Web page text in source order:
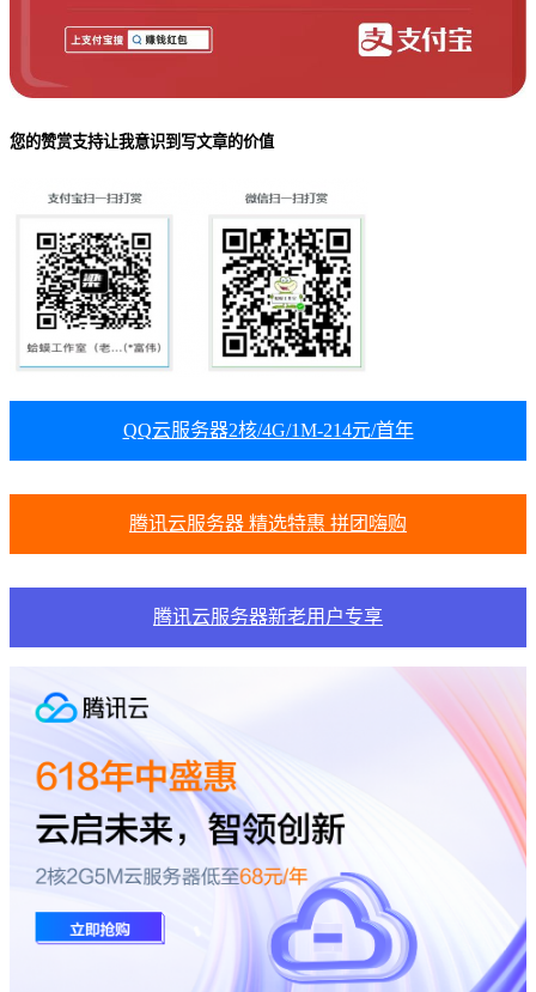
您的赞赏支持让我意识到写文章的价值
QQ云服务器2核/4G/1M-214元/首年
腾讯云服务器 精选特惠 拼团嗨购
腾讯云服务器新老用户专享